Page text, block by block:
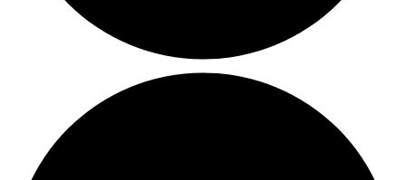
Industriemuseum
Freudenthaler
Sensenhammer